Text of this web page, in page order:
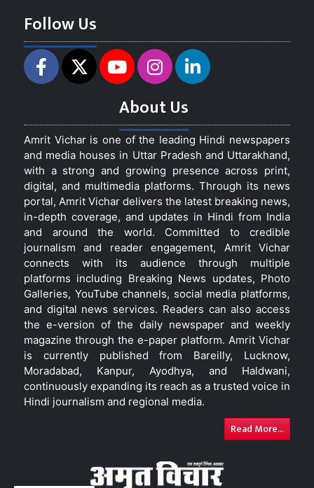
Follow Us
About Us
Amrit Vichar is one of the leading Hindi newspapers
and media houses in Uttar Pradesh and Uttarakhand,
with a strong and growing presence across print,
digital, and multimedia platforms. Through its news
portal, Amrit Vichar delivers the latest breaking news,
in-depth coverage, and updates in Hindi from India
and around the world. Committed to credible
journalism and reader engagement, Amrit Vichar
connects with its audience through multiple
platforms including Breaking News updates, Photo
Galleries, YouTube channels, social media platforms,
and digital news services. Readers can also access
the e-version of the daily newspaper and weekly
magazine through the e-paper platform. Amrit Vichar
is currently published from Bareilly, Lucknow,
Moradabad, Kanpur, Ayodhya, and Haldwani,
continuously expanding its reach as a trusted voice in
Hindi journalism and regional media.
Read More...